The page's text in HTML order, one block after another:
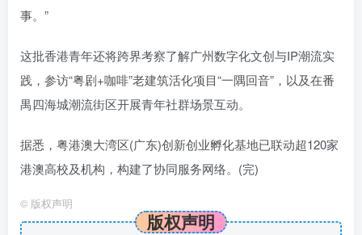
事。”
这批香港青年还将跨界考察了解广州数字化文创与IP潮流实
践，参访“粤剧+咖啡”老建筑活化项目“一隅回音”，以及在番
禺四海城潮流街区开展青年社群场景互动。
据悉，粤港澳大湾区(广东)创新创业孵化基地已联动超120家
港澳高校及机构，构建了协同服务网络。(完)
© 版权声明
版权声明